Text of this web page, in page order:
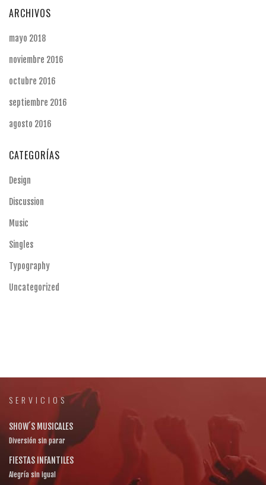
ARCHIVOS
mayo 2018
noviembre 2016
octubre 2016
septiembre 2016
agosto 2016
CATEGORÍAS
Design
Discussion
Music
Singles
Typography
Uncategorized
SERVICIOS
SHOW´S MUSICALES
Diversión sin parar
FIESTAS INFANTILES
Alegría sin igual